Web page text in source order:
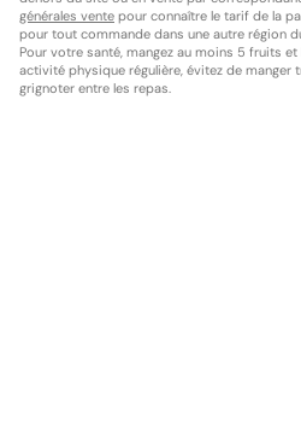
générales vente pour connaître le tarif de la
pour tout commande dans une autre région
Pour votre santé, mangez au moins 5 fruits
activité physique régulière, évitez de
grignoter entre les repas.